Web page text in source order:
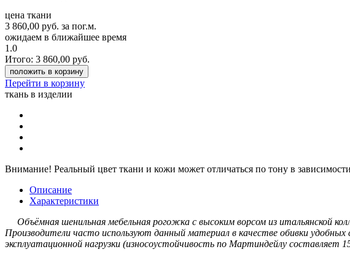
цена ткани
3 860,00 руб. за пог.м.
ожидаем в ближайшее время
1.0
Итого: 3 860,00 руб.
положить в корзину
Перейти в корзину
ткань в изделии
Внимание! Реальный цвет ткани и кожи может отличаться по тону в
Описание
Характеристики
Объёмная шенильная мебельная рогожка с высоким ворсом из итальянской
Производители часто используют данный материал в качестве обивки удобных
эксплуатационной нагрузки (износоустойчивость по Мартиндейлу составляет